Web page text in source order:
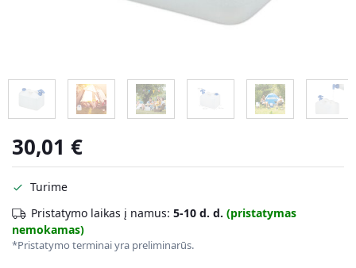
30,01 €
Turime
Pristatymo laikas į namus: 5-10 d. d. (pristatymas
nemokamas)
*Pristatymo terminai yra preliminarūs.